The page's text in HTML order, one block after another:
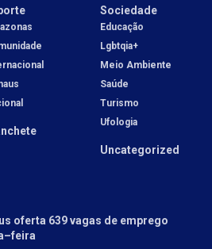
Sociedade
Educação
Lgbtqia+
Meio Ambiente
Saúde
Turismo
Ufologia
Uncategorized
oferta 639 vagas de emprego